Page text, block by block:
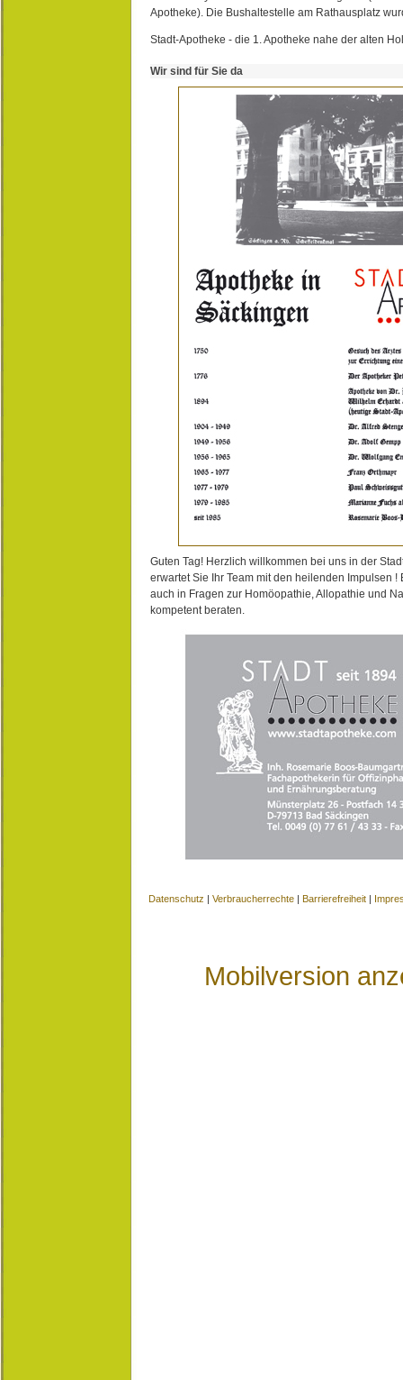
Apotheke). Die Bushaltestelle am Rathausplatz
Stadt-Apotheke - die 1. Apotheke nahe der alten
Wir sind für Sie da
Guten Tag! Herzlich willkommen bei uns in der
erwartet Sie Ihr Team mit den heilenden Impulsen !
auch in Fragen zur Homöopathie, Allopathie und
kompetent beraten.
Datenschutz | Verbraucherrechte | Barrierefreiheit |
Mobilversion